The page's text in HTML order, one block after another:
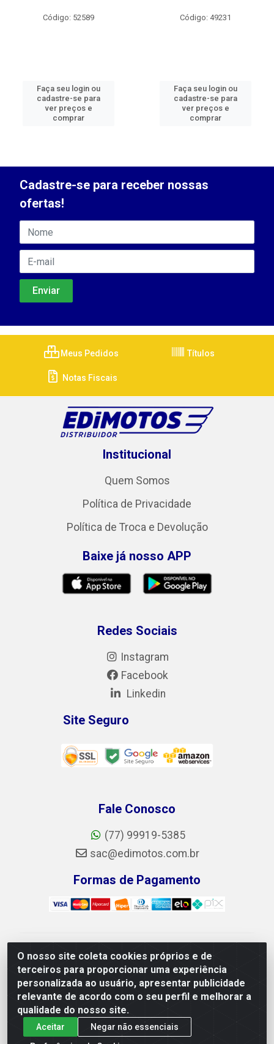
Código: 52589
Faça seu login ou
cadastre-se para
ver preços e
comprar
Código: 49231
Faça seu login ou
cadastre-se para
ver preços e
comprar
O nosso site coleta cookies próprios e de
terceiros para proporcionar uma experiência
personalizada ao usuário, apresentar publicidade
relevante de acordo com o seu perfil e melhorar a
qualidade do nosso site.
Aceitar
Negar não essenciais
Cadastre-se para receber nossas
ofertas!
Meus Pedidos Títulos
Notas Fiscais
Institucional
Quem Somos
Política de Privacidade
Política de Troca e Devolução
Baixe já nosso APP
Redes Sociais
Instagram
Facebook
Linkedin
Site Seguro
Fale Conosco
(77) 99919-5385
sac@edimotos.com.br
Formas de Pagamento
Edimotos Edilson Martins do Prado Ferraz LTDA - CNPJ
06.184.828/0001-23 - Rua Libano, 255, L-1,
Jd.guanabara - Felicia, Vitória da Conquista/BA - CEP
45055-225